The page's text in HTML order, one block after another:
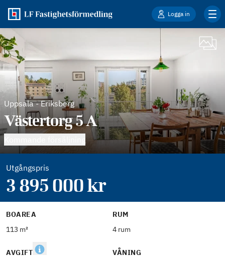
Logga in
Uppsala-Eriksberg
Västertorg 5 A
Utgångspris
3 895 000kr
BOAREA
113 m²
RUM
4 rum
AVGIFT
VÅNING